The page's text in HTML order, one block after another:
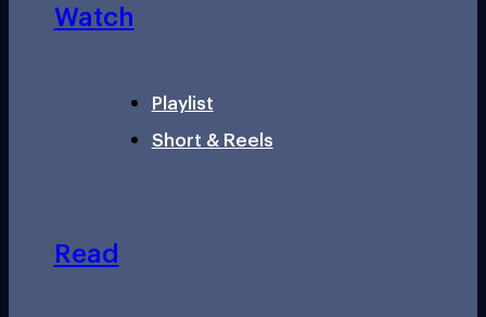
Watch
Playlist
Short & Reels
Read